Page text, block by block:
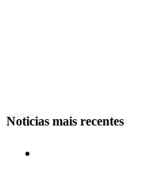
Noticias mais recentes